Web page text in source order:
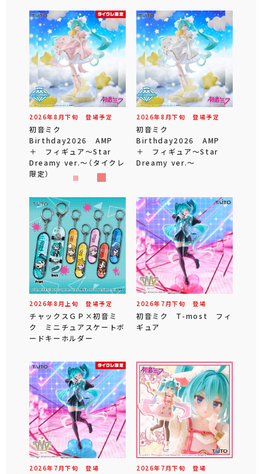
2026年8 月下旬 登場予定
初音ミク
Birthday2026 AMP
＋ フィギュア～Star
Dreamy ver.～（タイクレ
限定）
2026年8 月下旬 登場予定
初音ミク
Birthday2026 AMP
＋ フィギュア～Star
Dreamy ver.～
2026年8 月 上旬 登場予定
チャックスＧＰ×初音ミ
ク ミニチュアスケートボ
ードキーホルダー
2026年 7 月下旬 登場
初音ミク T-most フィ
ギュア
2026年 7 月下旬 登場 2026年 7 月下旬 登場